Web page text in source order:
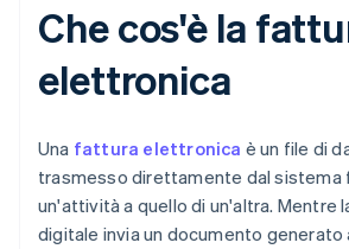
Che cos'è la
elettronica
Una fattura elettronica è un file di
trasmesso direttamente dal sistema
un'attività a quello di un'altra. Mentre
digitale invia un documento generato